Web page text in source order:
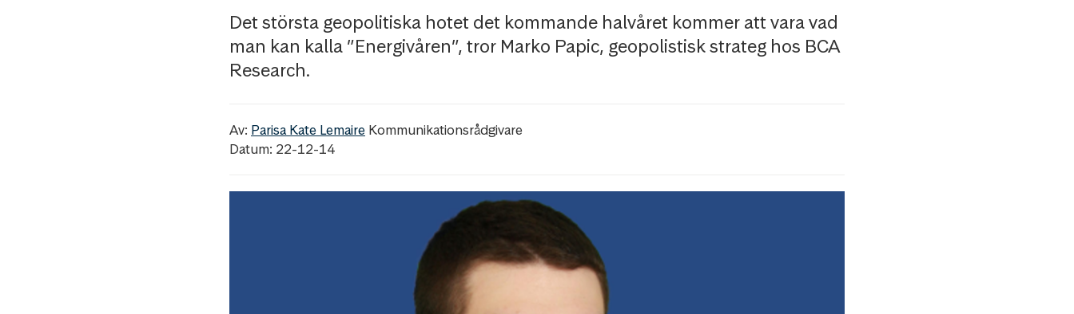
Det största geopolitiska hotet det kommande halvåret kommer att vara vad
man kan kalla ”Energivåren”, tror Marko Papic, geopolistisk strateg hos BCA
Research.
Av: Parisa Kate Lemaire Kommunikationsrådgivare
Datum: 22-12-14